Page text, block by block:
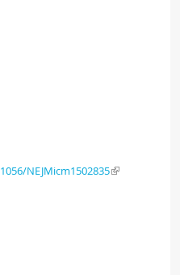
NEJMicm1502835